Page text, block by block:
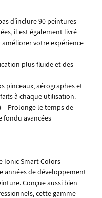
d’inclure 90 peintures
il est également livré
améliorer votre expérience
plus fluide et des
pinceaux, aérographes et
à chaque utilisation.
Prolonge le temps de
fondu avancées
Ionic Smart Colors
années de développement
Conçue aussi bien
cette gamme